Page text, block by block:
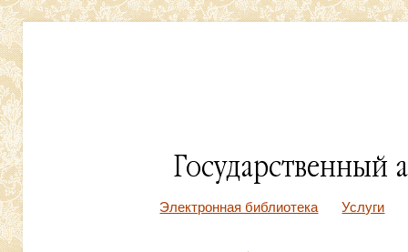
Электронная библиотека Услуги